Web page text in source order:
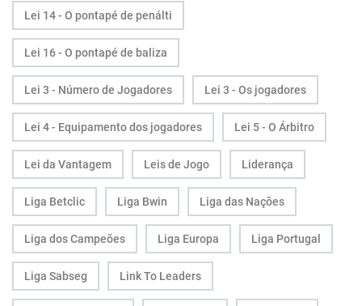
Lei 14 - O pontapé de penálti
Lei 16 - O pontapé de baliza
Lei 3 - Número de Jogadores Lei 3 - Os jogadores
Lei 4 - Equipamento dos jogadores Lei 5 - O Árbitro
Lei da Vantagem Leis de Jogo Liderança
Liga Betclic Liga Bwin Liga das Nações
Liga dos Campeões Liga Europa Liga Portugal
Liga Sabseg Link To Leaders